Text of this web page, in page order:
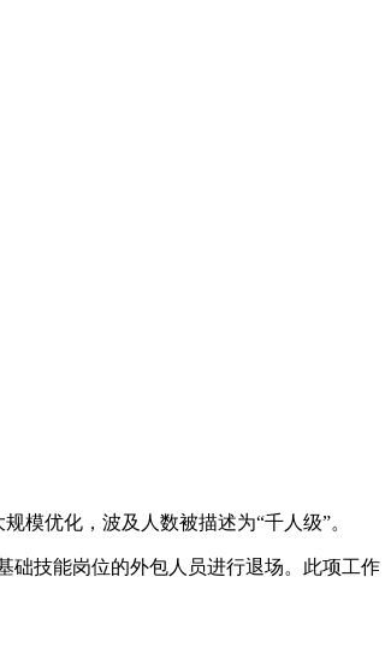
模优化，波及人数被描述为“千人级”。
础技能岗位的外包人员进行退场。此项工作